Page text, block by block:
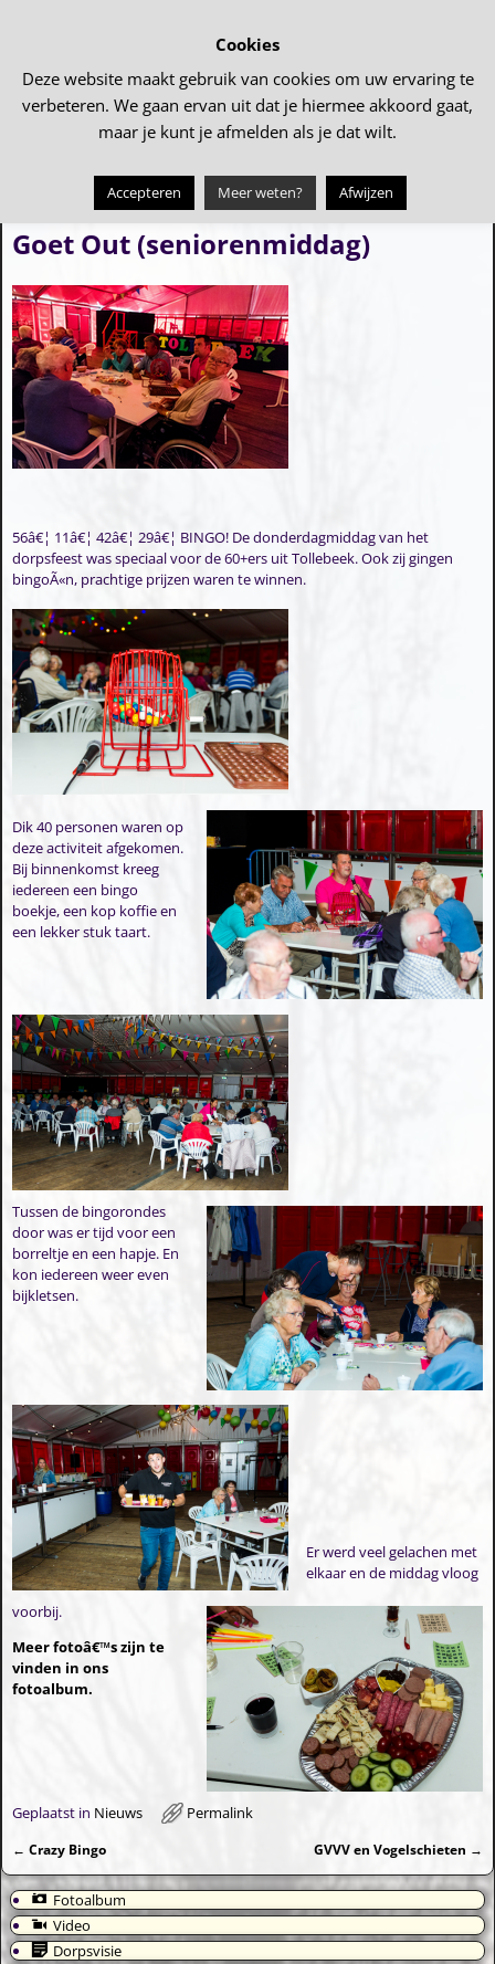
Bericht navigatie
Crazy Bingo GVVV en Vogelschieten
Goet Out (seniorenmiddag)
56â€¦ 11â€¦ 42â€¦ 29â€¦ BINGO! De donderdagmiddag van het
dorpsfeest was speciaal voor de 60+ers uit Tollebeek. Ook zij gingen
bingoÃ«n, prachtige prijzen waren te winnen.
Dik 40 personen waren op
deze activiteit afgekomen.
Bij binnenkomst kreeg
iedereen een bingo
boekje, een kop koffie en
een lekker stuk taart.
Tussen de bingorondes
door was er tijd voor een
borreltje en een hapje. En
kon iedereen weer even
bijkletsen.
Er werd veel gelachen met
elkaar en de middag vloog
voorbij.
Meer fotoâ€™s zijn te
vinden in ons
fotoalbum.
Geplaatst in Nieuws Permalink
← Crazy Bingo GVVV en Vogelschieten →
Fotoalbum
Video
Dorpsvisie
Cookies
Deze website maakt gebruik van cookies om uw ervaring te
verbeteren. We gaan ervan uit dat je hiermee akkoord gaat,
maar je kunt je afmelden als je dat wilt.
Accepteren Meer weten? Afwijzen